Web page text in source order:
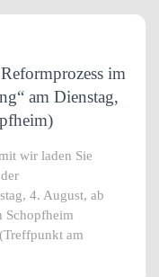
im
am Dienstag,
wir laden Sie
4. August, ab
Schopfheim
am